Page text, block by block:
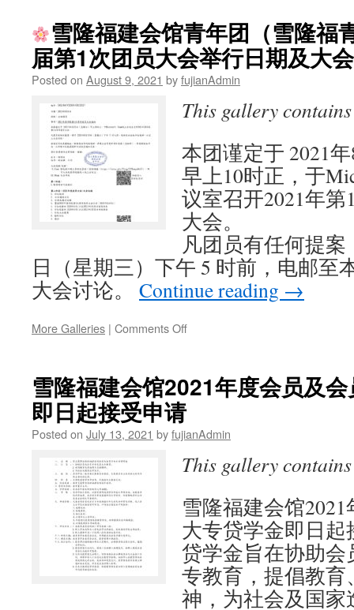
新
冠
肺
炎
疫
严
今
年
的
秋
祭
祭
奠
仪
式
一
切
雪隆福建会馆青年团（雪隆福
届第1次团员大会举行日期及大
Posted on August 9, 2021 byfujianAdmin
This gallery
本团谨定于 2021
早上10时正，于
议室召开2021年
大会。
凡团员有任何提案
日（星期三）下午 5 时前，电邮至
大会讨论。 Continue reading →
More Galleries | Comments Offon
福
建
馆
年
（雪
隆
福
青）：
2021
年
第
雪隆福建会馆2021年度会员及
即日起接受申请
Posted on July 13, 2021 byfujianAdmin
This gallery
雪隆福建会馆
大专贷学金即日
贷学金旨在协助
专教育，提倡教
神，为社会及国